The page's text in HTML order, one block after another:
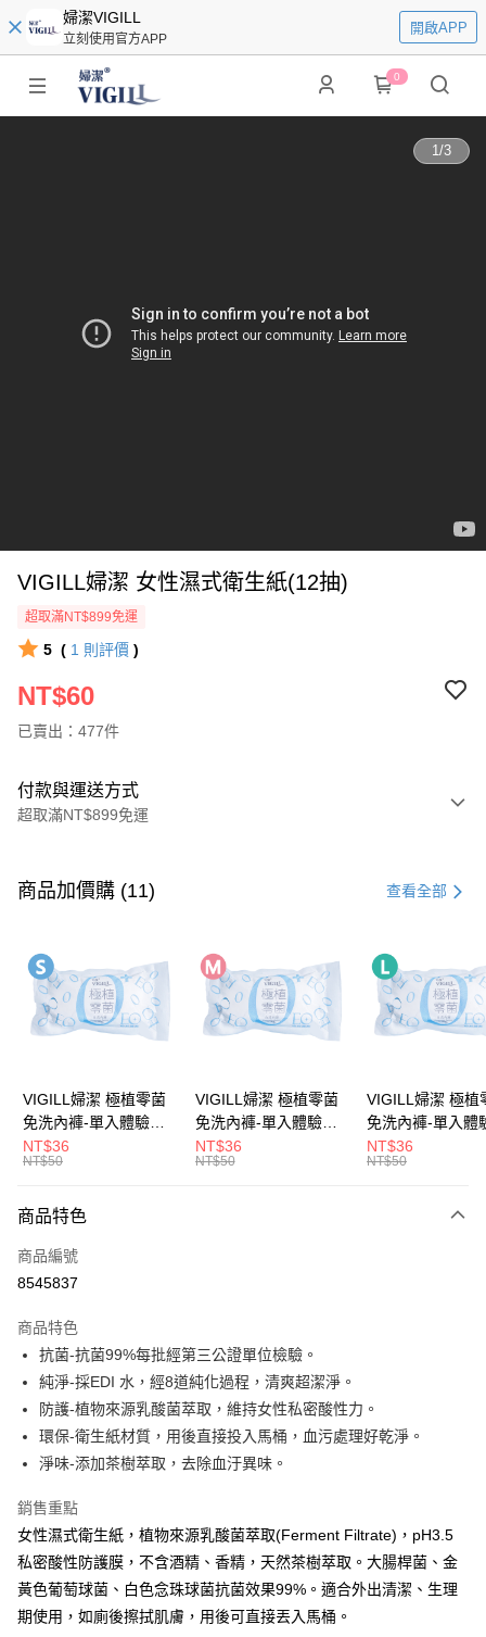
婦潔VIGILL
立刻使用官方APP
開啟APP
0
1/3
VIGILL婦潔 女性濕式衛生紙(12抽)
超取滿NT$899免運
5 ( 1 則評價 )
NT$60
已賣出：477件
付款與運送方式
超取滿NT$899免運
信用卡一次付款
LINE Pay
Apple Pay
Google Pay
全盈+PAY
大哥付你分期
【大哥付你分期使用說明】
1.本服務由台灣大哥大提供，台灣大哥大用戶可立即使用無須另外申請。
流程，驗證手機門號後，選擇欲分期的期數、繳款截止日，確認付款後即完
成交易。
3.實際核准額度、可分期數及費用金額請依後續交易確認頁面所載為準。
4.訂單成立30分鐘內，如未前往確認交易或遇審核未通過，訂單將自動取
法說明評估內容。
【繳款方式說明】
1.分期款項不併入電信帳單，「大哥付你分期」於每月結算日後寄送繳費提
醒簡訊。
帳／街口支付／iPASS MONEY」等通路繳費。
【注意事項】
1.本服務係由「台灣大哥大股份有限公司」（以下簡稱本公司）所提供，讓
用戶於交易時，得透過本服務購買商品或服務，並由商店將買賣／分期付款
買賣價金債權讓與本公司後，依約使用本公司帳單繳交帳款。
AFTEE先享後付
【關於「AFTEE先享後付」】
AFTEE先享後付是「在收到商品之後才付款」的支付方式。 讓您購物簡單
便利好安心！
１．簡單：不需註冊會員、不需綁卡、不需儲值。
２．便利：只要手機號碼，簡訊認證，即可結帳。
３．安心：先確認商品／服務後，再付款。
【「AFTEE先享後付」結帳流程】
結帳頁面，進行簡訊認證並確認金額後，即可完成結帳。
３．收到繳費通知簡訊後14天內，點擊此簡訊中的連結，可透過四大超商／
ATM／網路銀行／等多元方式進行付款，方視為交易完成。
※ 請注意：結帳手續完成當下不需立刻繳費，但若您需要取消訂單，請聯絡
購買商品的店家。未經商家同意取消之訂單仍視為有效，需透過AFTEE先享
後付繳納相關費用。
ATM付款
全家取貨付款
每筆NT$65，滿NT$899(含以上)免運費
7-11取貨付款
每筆NT$65，滿NT$899(含以上)免運費
宅配
每筆NT$85，滿NT$899(含以上)免運費
商品加價購 (11) 查看全部
VIGILL婦潔 極植零菌
免洗內褲-單入體驗包
(S) ◇完美服貼。零束
縛◇
NT$36
NT$50
VIGILL婦潔 極植零菌
免洗內褲-單入體驗包
(M) ◇完美服貼。零束
縛◇
NT$36
NT$50
VIGILL婦潔 極植
免洗內褲-單入體
(L) ◇完美服貼。零束
縛◇
NT$36
NT$50
商品特色
商品編號
8545837
商品特色
抗菌-抗菌99%每批經第三公證單位檢驗。
純淨-採EDI 水，經8道純化過程，清爽超潔淨。
防護-植物來源乳酸菌萃取，維持女性私密酸性力。
環保-衛生紙材質，用後直接投入馬桶，血污處理好乾淨。
淨味-添加茶樹萃取，去除血汙異味。
銷售重點
女性濕式衛生紙，植物來源乳酸菌萃取(Ferment Filtrate)，pH3.5
私密酸性防護膜，不含酒精、香精，天然茶樹萃取。大腸桿菌、金
黃色葡萄球菌、白色念珠球菌抗菌效果99%。適合外出清潔、生理
期使用，如廁後擦拭肌膚，用後可直接丟入馬桶。